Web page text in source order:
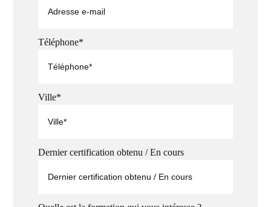
Téléphone*
Ville*
Dernier certification obtenu / En cours